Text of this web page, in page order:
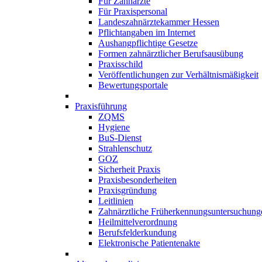
Für Praxispersonal
Landeszahnärztekammer Hessen
Pflichtangaben im Internet
Aushangpflichtige Gesetze
Formen zahnärztlicher Berufsausübung
Praxisschild
Veröffentlichungen zur Verhältnismäßigkeit
Bewertungsportale
Praxisführung
ZQMS
Hygiene
BuS-Dienst
Strahlenschutz
GOZ
Sicherheit Praxis
Praxisbesonderheiten
Praxisgründung
Leitlinien
Zahnärztliche
Heilmittelverordnung
Berufsfelderkundung
Elektronische Patientenakte